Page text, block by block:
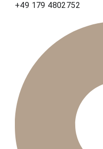
+49 179 4802752